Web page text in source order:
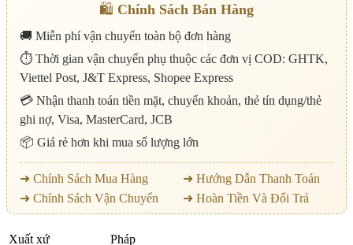
🛍️ Chính Sách Bán Hàng
🚚 Miễn phí vận chuyển toàn bộ đơn hàng
⏱️ Thời gian vận chuyển phụ thuộc các đơn vị COD: GHTK,
Viettel Post, J&T Express, Shopee Express
💳 Nhận thanh toán tiền mặt, chuyển khoản, thẻ tín dụng/thẻ
ghi nợ, Visa, MasterCard, JCB
📦 Giá rẻ hơn khi mua số lượng lớn
➜ Chính Sách Mua Hàng
➜ Hướng Dẫn Thanh Toán
➜ Chính Sách Vận Chuyển
➜ Hoàn Tiền Và Đổi Trả
Xuất xứ Pháp